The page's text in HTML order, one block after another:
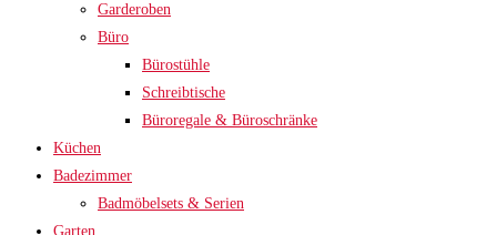
Garderoben
Büro
Bürostühle
Schreibtische
Büroregale & Büroschränke
Küchen
Badezimmer
Badmöbelsets & Serien
Garten